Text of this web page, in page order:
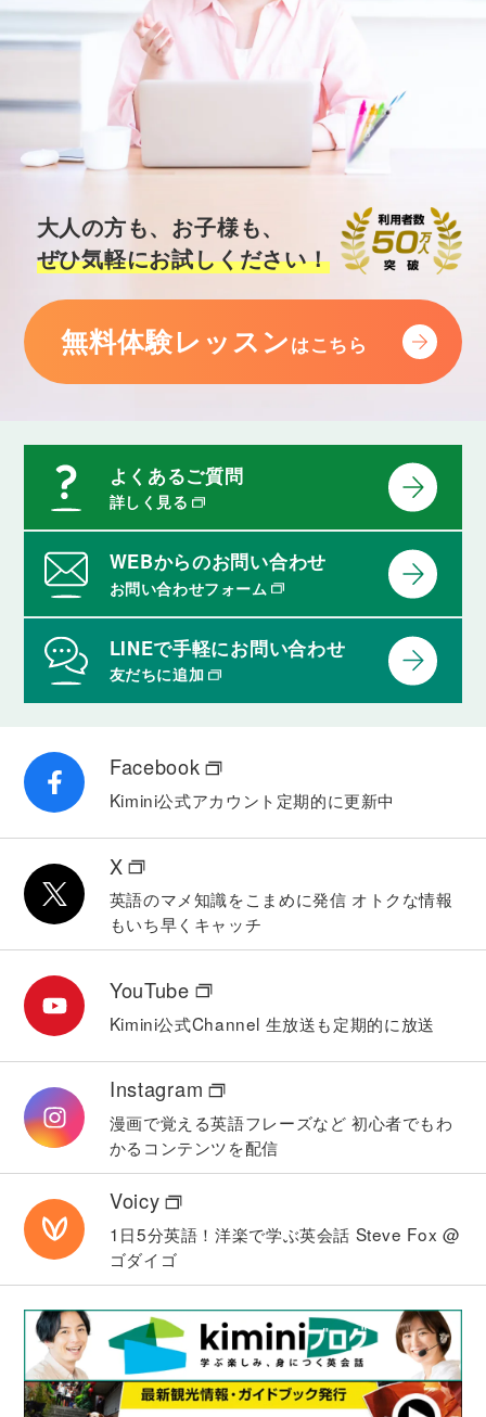
大人の方も、お子様も、
ぜひ気軽にお試しください！
無料体験レッスンはこちら
よくあるご質問
詳しく見る
WEBからのお問い合わせ
お問い合わせフォーム
LINEで手軽にお問い合わせ
友だちに追加
Facebook
Kimini公式アカウント 定期的に更新中
X
英語のマメ知識をこまめに発信 オトクな情報
もいち早くキャッチ
YouTube
Kimini公式Channel 生放送も定期的に放送
Instagram
漫画で覚える英語フレーズなど 初心者でもわ
かるコンテンツを配信
Voicy
1日5分英語！洋楽で学ぶ英会話 Steve Fox @
ゴダイゴ